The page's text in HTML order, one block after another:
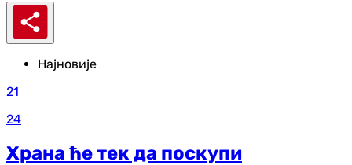
Најновије
21
24
Храна ће тек да поскупи